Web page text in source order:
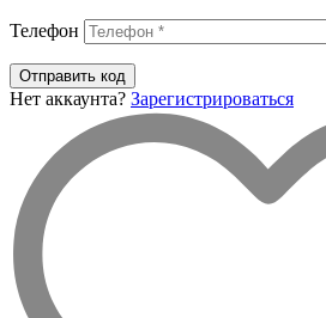
Телефон
Отправить код
Нет аккаунта? Зарегистрироваться